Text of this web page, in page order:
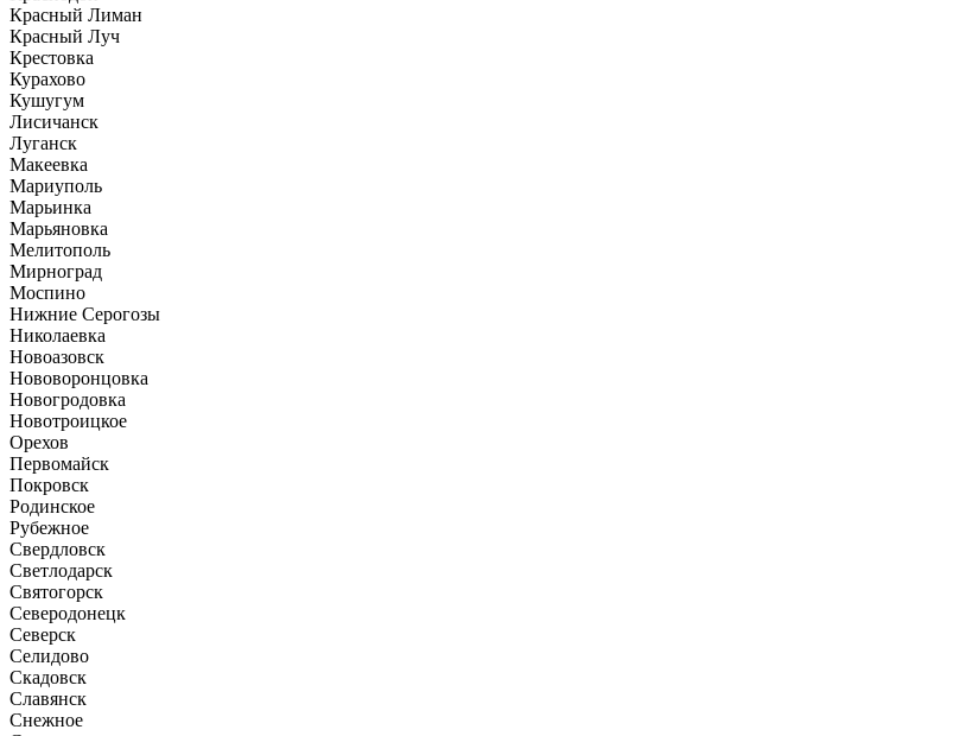
Красный Лиман
Красный Луч
Крестовка
Курахово
Кушугум
Лисичанск
Луганск
Макеевка
Мариуполь
Марьинка
Марьяновка
Мелитополь
Мирноград
Моспино
Нижние Серогозы
Николаевка
Новоазовск
Нововоронцовка
Новогродовка
Новотроицкое
Орехов
Первомайск
Покровск
Родинское
Рубежное
Свердловск
Светлодарск
Святогорск
Северодонецк
Северск
Селидово
Скадовск
Славянск
Снежное